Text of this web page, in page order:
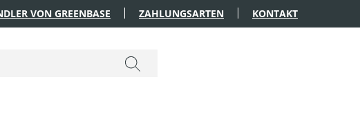
VON GREENBASE ZAHLUNGSARTEN KONTAKT